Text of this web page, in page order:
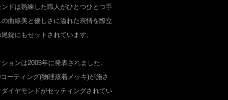
ドは熟練した職人がひとつひとつ手
曲線美と優しさに溢れた表情を際立
錠にもセットされています。
ョンは2005年に発表されました。
ーティング(物理蒸着メッキ)が施さ
イヤモンドがセッティングされてい